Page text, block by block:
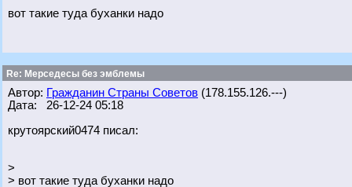
вот такие туда буханки надо
Re: Мерседесы без эмблемы
Автор: Гражданин Страны Советов (178.155.126.---)
Дата: 26-12-24 05:18
крутоярский0474 писал:
>
> вот такие туда буханки надо